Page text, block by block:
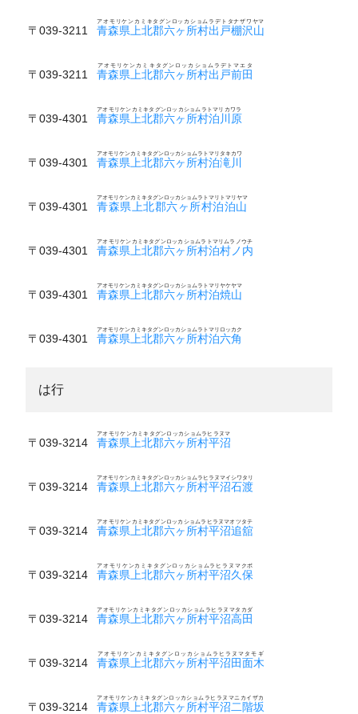
〒039-3211 青森県上北郡六ヶ所村出戸棚沢山
アオモリケンカミキタグンロッカショムラデトタナザワヤマ
〒039-3211 青森県上北郡六ヶ所村出戸前田
アオモリケンカミキタグンロッカショムラデトマエタ
〒039-4301 青森県上北郡六ヶ所村泊川原
アオモリケンカミキタグンロッカショムラトマリカワラ
〒039-4301 青森県上北郡六ヶ所村泊滝川
アオモリケンカミキタグンロッカショムラトマリタキカワ
〒039-4301 青森県上北郡六ヶ所村泊泊山
アオモリケンカミキタグンロッカショムラトマリトマリヤマ
〒039-4301 青森県上北郡六ヶ所村泊村ノ内
アオモリケンカミキタグンロッカショムラトマリムラノウチ
〒039-4301 青森県上北郡六ヶ所村泊焼山
アオモリケンカミキタグンロッカショムラトマリヤケヤマ
〒039-4301 青森県上北郡六ヶ所村泊六角
アオモリケンカミキタグンロッカショムラトマリロッカク
は行
〒039-3214 青森県上北郡六ヶ所村平沼
アオモリケンカミキタグンロッカショムラヒラヌマ
〒039-3214 青森県上北郡六ヶ所村平沼石渡
アオモリケンカミキタグンロッカショムラヒラヌマイシワタリ
〒039-3214 青森県上北郡六ヶ所村平沼追舘
アオモリケンカミキタグンロッカショムラヒラヌマオツタテ
〒039-3214 青森県上北郡六ヶ所村平沼久保
アオモリケンカミキタグンロッカショムラヒラヌマクボ
〒039-3214 青森県上北郡六ヶ所村平沼高田
アオモリケンカミキタグンロッカショムラヒラヌマタカダ
〒039-3214 青森県上北郡六ヶ所村平沼田面木
アオモリケンカミキタグンロッカショムラヒラヌマタモギ
〒039-3214 青森県上北郡六ヶ所村平沼二階坂
アオモリケンカミキタグンロッカショムラヒラヌマニカイザカ